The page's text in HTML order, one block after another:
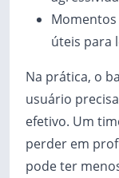
úteis para
Na prática, o
usuário
efetivo. Um
perder em
pode ter